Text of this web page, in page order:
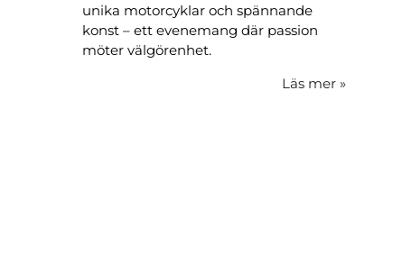
unika motorcyklar och spännande
konst – ett evenemang där passion
möter välgörenhet.
Läs mer »